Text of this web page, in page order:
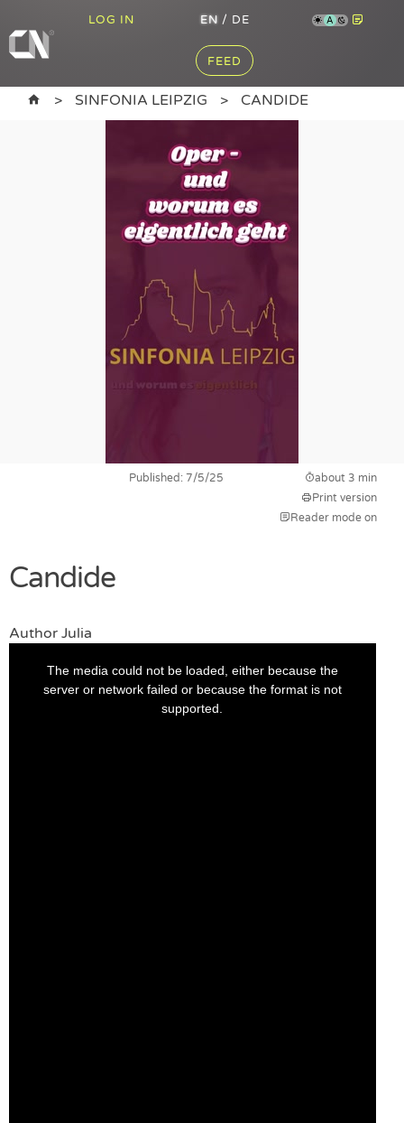
FEED
LOG IN EN / DE A
SINFONIA LEIPZIG CANDIDE
Published: 7/5/25
about 3 min
Print version
Reader mode on
Candide
Author Julia
The media could not be loaded, either because the
server or network failed or because the format is not
supported.